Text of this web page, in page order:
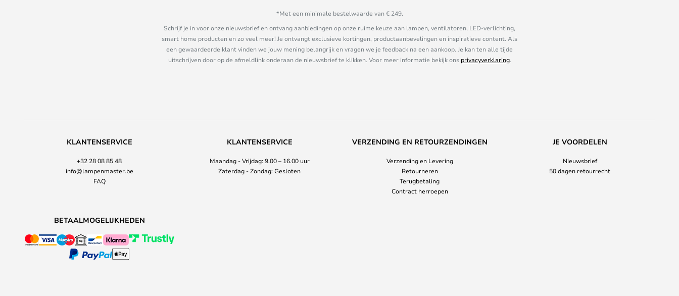
*Met een minimale bestelwaarde van € 249.
Schrijf je in voor onze nieuwsbrief en ontvang aanbiedingen op onze ruime keuze aan lampen, ventilatoren, LED-verlichting,
smart home producten en zo veel meer! Je ontvangt exclusieve kortingen, productaanbevelingen en inspiratieve content. Als
een gewaardeerde klant vinden we jouw mening belangrijk en vragen we je feedback na een aankoop. Je kan ten alle tijde
uitschrijven door op de afmeldlink onderaan de nieuwsbrief te klikken. Voor meer informatie bekijk ons privacyverklaring.
KLANTENSERVICE
+32 28 08 85 48
info@lampenmaster.be
FAQ
KLANTENSERVICE
Maandag - Vrijdag: 9.00 – 16.00 uur
Zaterdag - Zondag: Gesloten
VERZENDING EN RETOURZENDINGEN
Verzending en Levering
Retourneren
Terugbetaling
Contract herroepen
JE VOORDELEN
Nieuwsbrief
50 dagen retourrecht
BETAALMOGELIJKHEDEN